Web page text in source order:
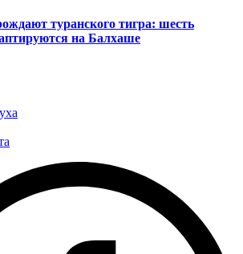
туранского тигра: шесть
на Балхаше